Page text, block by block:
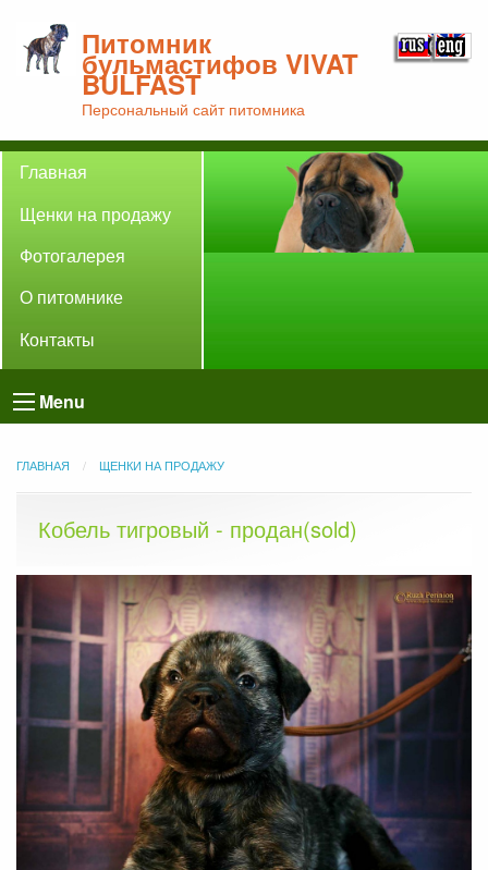
Питомник
бульмастифов VIVAT
BULFAST
Персональный сайт питомника
Главная
Щенки на продажу
Фотогалерея
О питомнике
Контакты
Menu
ГЛАВНАЯ ЩЕНКИ НА ПРОДАЖУ
Кобель тигровый - продан(sold)